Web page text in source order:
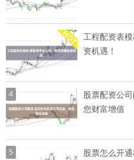
工程配资表
资机遇！
4
股票配资公
您财富增值
5
股票怎么开